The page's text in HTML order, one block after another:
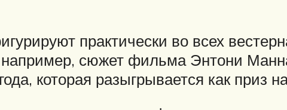
практически во всех
сюжет фильма Энтони
которая разыгрывается как приз